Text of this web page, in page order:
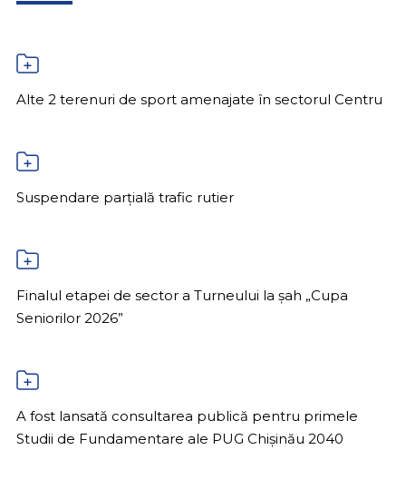
Alte 2 terenuri de sport amenajate în sectorul Centru
Suspendare parțială trafic rutier
Finalul etapei de sector a Turneului la șah „Cupa
Seniorilor 2026”
A fost lansată consultarea publică pentru primele
Studii de Fundamentare ale PUG Chișinău 2040